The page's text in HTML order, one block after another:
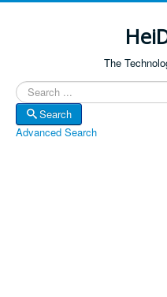
The
Search
Search
Advanced Search